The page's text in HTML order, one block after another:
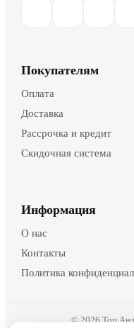
Покупателям
Оплата
Доставка
Рассрочка и кредит
Скидочная система
Информация
О нас
Контакты
Политика
© 2026 Топ